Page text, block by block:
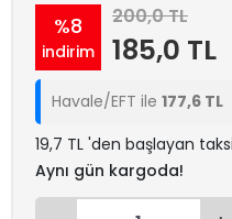
%8
indirim
200,0 TL
185,0 TL
Havale/EFT ile 177,6 TL
19,7 TL 'den başlayan
Aynı gün kargoda!